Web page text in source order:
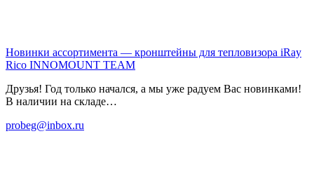
Новинки ассортимента — кронштейны для тепловизора iRay
Rico INNOMOUNT TEAM
Друзья! Год только начался, а мы уже радуем Вас новинками!
В наличии на складе…
probeg@inbox.ru